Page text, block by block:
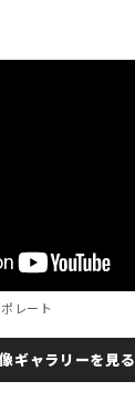
レート
ギャラリーを見る